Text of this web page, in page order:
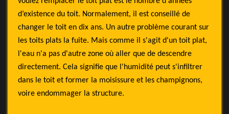
d’existence du toit. Normalement, il est conseillé de
changer le toit en dix ans. Un autre problème courant sur
les toits plats la fuite. Mais comme il s'agit d'un toit plat,
l'eau n'a pas d'autre zone où aller que de descendre
directement. Cela signifie que l'humidité peut s'infiltrer
dans le toit et former la moisissure et les champignons,
voire endommager la structure.